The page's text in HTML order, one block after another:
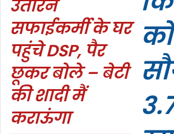
उतारने
सफाईकर्मी के घर
पहुंचे DSP, पैर
छूकर बोले – बेटी
की शादी मैं
कराऊंगा